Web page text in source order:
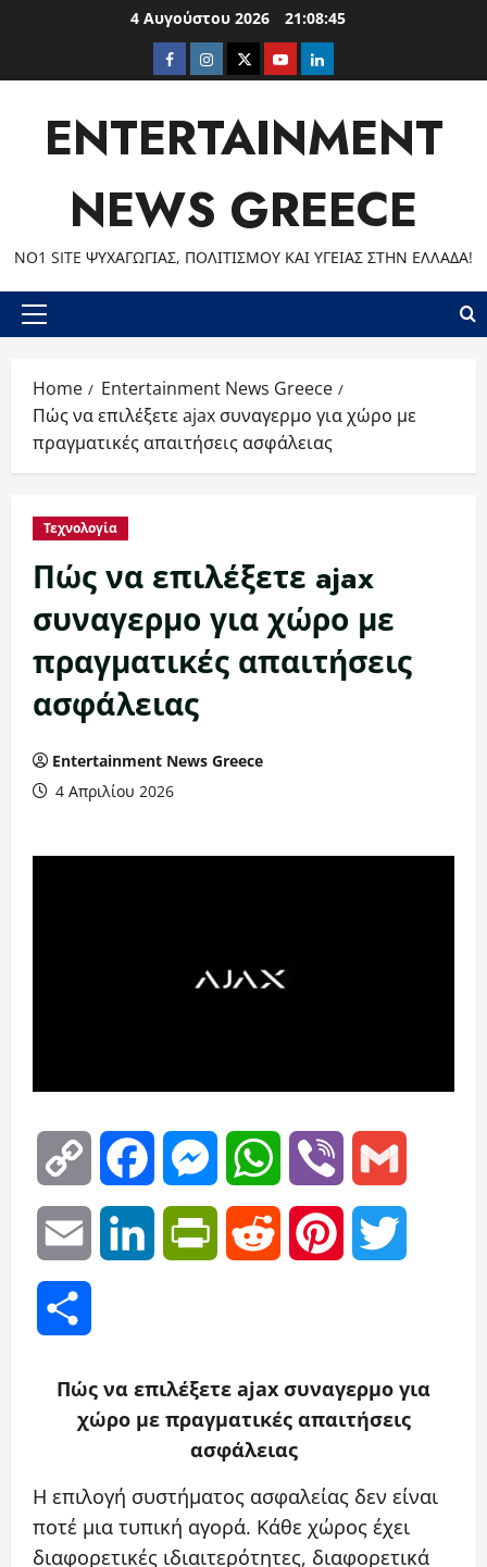
4 Αυγούστου 2026 21:08:46
Facebook
Instagram
TwitterYoutubeLinkedIn
ENTERTAINMENT
NEWS GREECE
ΝΟ1 SITE ΨΥΧΑΓΩΓΊΑΣ, ΠΟΛΙΤΙΣΜΟΎ ΚΑΙ ΥΓΕΊΑΣ ΣΤΗΝ ΕΛΛΆΔΑ!
Primary
Home
Entertainment News Greece
Πώς να επιλέξετε ajax συναγερμο για χώρο με
πραγματικές απαιτήσεις ασφάλειας
Τεχνολογία
Πώς να επιλέξετε ajax
συναγερμο για χώρο με
πραγματικές απαιτήσεις
ασφάλειας
Entertainment News Greece
4 Απριλίου 2026
Copy
Link
Facebook MessengerWhatsAppViber
Email LinkedIn PrintFriendly
Reddit Pinterest
Πώς να επιλέξετε ajax συναγερμο για
χώρο με πραγματικές απαιτήσεις
ασφάλειας
Η επιλογή συστήματος ασφαλείας δεν είναι
ποτέ μια τυπική αγορά. Κάθε χώρος έχει
διαφορετικές ιδιαιτερότητες, διαφορετικά